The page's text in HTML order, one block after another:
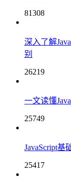
81308
深入了解
别
26219
一文读懂
25749
JavaScript基
25417